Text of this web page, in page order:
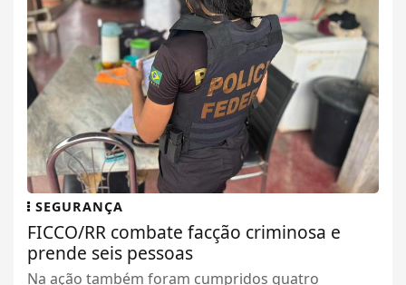
SEGURANÇA
FICCO/RR combate facção criminosa e
prende seis pessoas
Na ação também foram cumpridos quatro